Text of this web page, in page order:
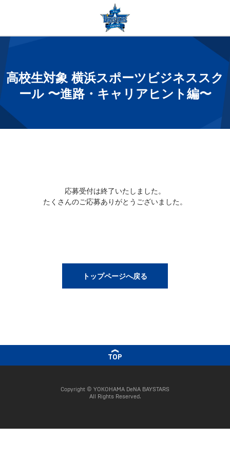
高校生対象 横浜スポーツビジネススク
ール 〜進路・キャリアヒント編〜
応募受付は終了いたしました。
たくさんのご応募ありがとうございました。
トップページへ戻る
TOP
Copyright © YOKOHAMA DeNA BAYSTARS
All Rights Reserved.